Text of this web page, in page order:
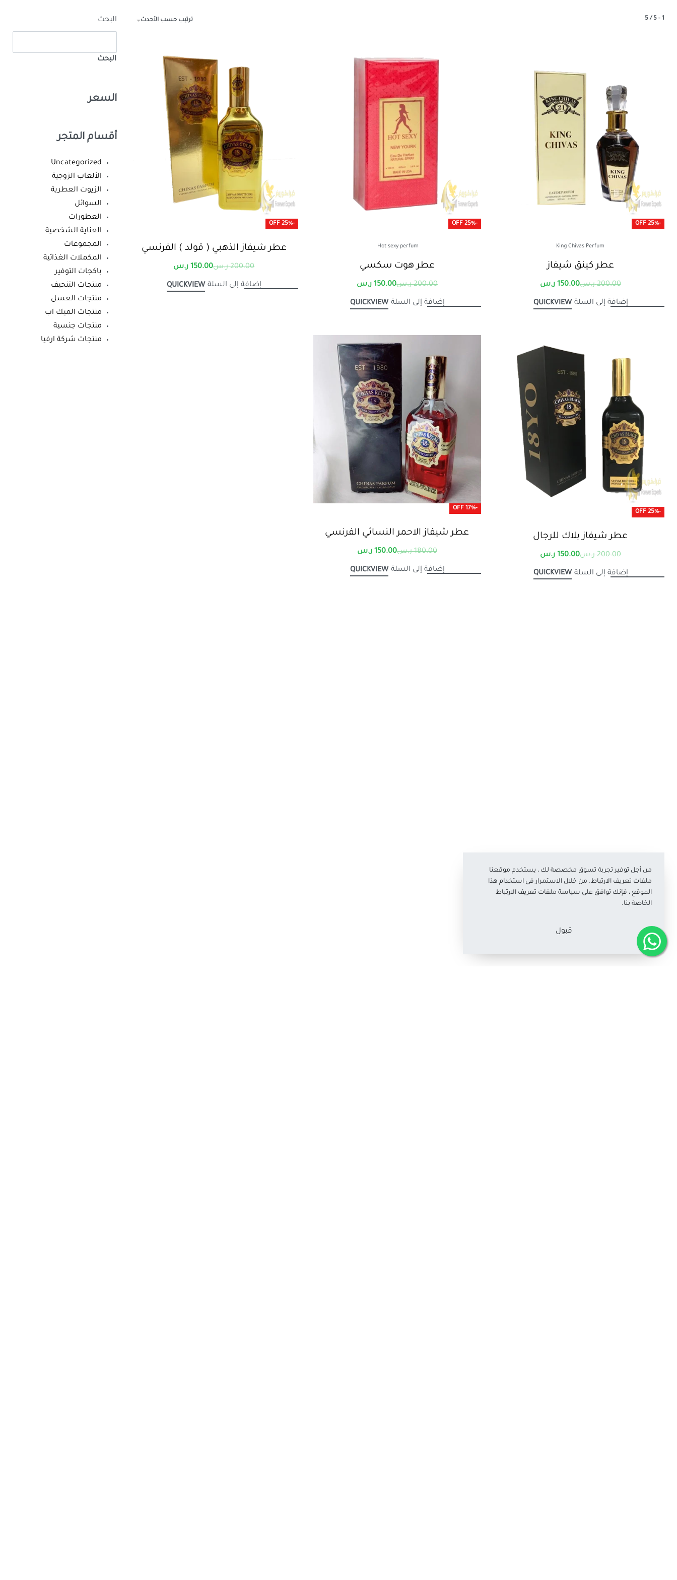
1
-
5
/
5 ترتيب حسب الأحدث
-25% OFF
King Chivas Perfum
عطر كينق شيفاز
200.00 ر.س150.00 ر.س
إضافة إلى السلة QUICKVIEW
-25% OFF
Hot sexy perfum
عطر هوت سكسي
200.00 ر.س150.00 ر.س
إضافة إلى السلة QUICKVIEW
-25% OFF
عطر شيفاز الذهبي ( قولد ) الفرنسي
200.00 ر.س150.00 ر.س
إضافة إلى السلة QUICKVIEW
-25% OFF
عطر شيفاز بلاك للرجال
200.00 ر.س150.00 ر.س
إضافة إلى السلة QUICKVIEW
-17% OFF
عطر شيفاز الاحمر النسائي الفرنسي
180.00 ر.س150.00 ر.س
إضافة إلى السلة QUICKVIEW
البحث
البحث
السعر
أقسام المتجر
Uncategorized
الألعاب الزوجية
الزيوت العطرية
السوائل
العطورات
العناية الشخصية
المجموعات
المكملات الغذائية
باكجات التوفير
منتجات التنحيف
منتجات العسل
منتجات الميك اب
منتجات جنسية
منتجات شركة ارفيا
من أجل توفير تجربة تسوق مخصصة لك ، يستخدم موقعنا
ملفات تعريف الارتباط. من خلال الاستمرار في استخدام هذا
الموقع ، فإنك توافق على سياسة ملفات تعريف الارتباط
الخاصة بنا.
قبول